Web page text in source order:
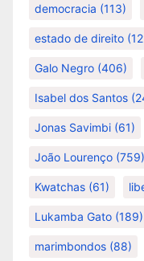
democracia (113)
estado de direito
Galo Negro (406)
Isabel dos Santos
Jonas Savimbi (61)
João Lourenço (759)
Kwatchas (61)
Lukamba Gato (189)
marimbondos (88)